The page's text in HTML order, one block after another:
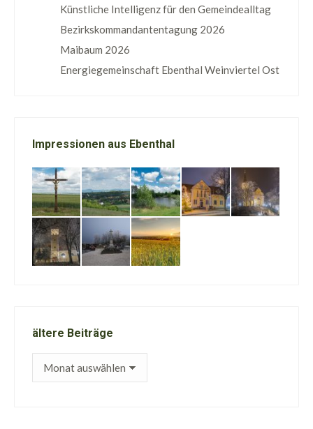
Künstliche Intelligenz für den Gemeindealltag
Bezirkskommandantentagung 2026
Maibaum 2026
Energiegemeinschaft Ebenthal Weinviertel Ost
Impressionen aus Ebenthal
ältere Beiträge
ältere